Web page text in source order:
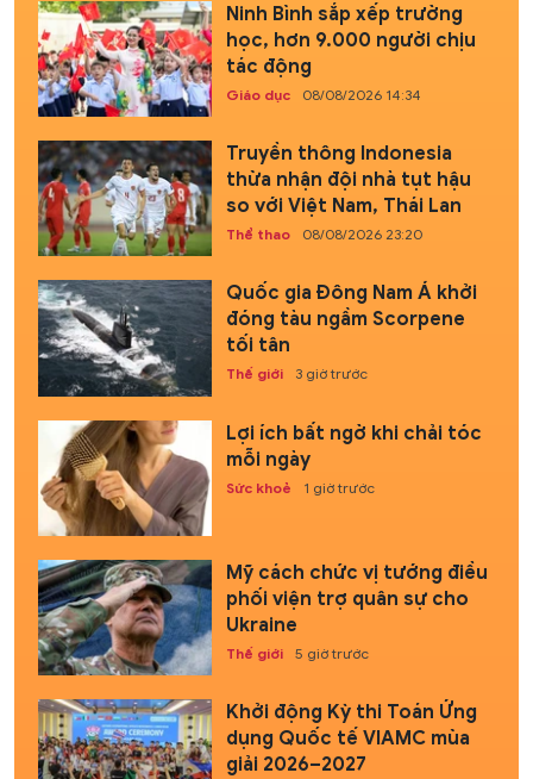
Ninh Bình sắp xếp trường
học, hơn 9.000 người chịu
tác động
Giáo dục 08/08/2026 14:34
Truyền thông Indonesia
thừa nhận đội nhà tụt hậu
so với Việt Nam, Thái Lan
Thể thao 08/08/2026 23:20
Quốc gia Đông Nam Á khởi
đóng tàu ngầm Scorpene
tối tân
Thế giới 3 giờ trước
Lợi ích bất ngờ khi chải tóc
mỗi ngày
Sức khoẻ 1 giờ trước
Mỹ cách chức vị tướng điều
phối viện trợ quân sự cho
Ukraine
Thế giới 5 giờ trước
Khởi động Kỳ thi Toán Ứng
dụng Quốc tế VIAMC mùa
giải 2026–2027